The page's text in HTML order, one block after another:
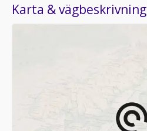
Karta & vägbeskrivning